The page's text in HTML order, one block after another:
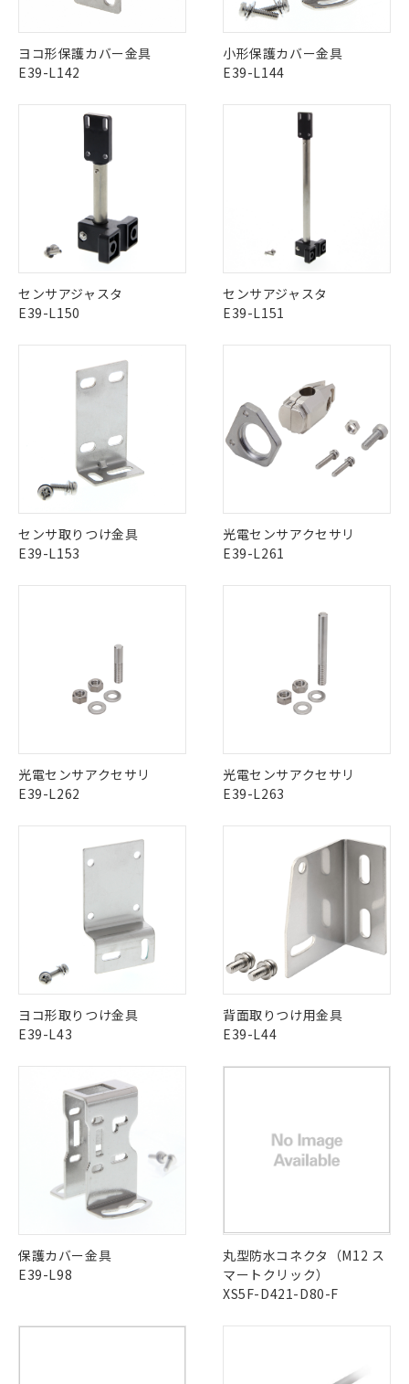
この製品のRoHS/REACH対応状況ページへ
ヨコ形保護カバー金具
E39-L142
小形保護カバー金具
E39-L144
センサアジャスタ
E39-L150
センサアジャスタ
E39-L151
センサ取りつけ金具
E39-L153
光電センサアクセサリ
E39-L261
光電センサアクセサリ
E39-L262
光電センサアクセサリ
E39-L263
ヨコ形取りつけ金具
E39-L43
背面取りつけ用金具
E39-L44
保護カバー金具
E39-L98
丸型防水コネクタ（M12 ス
マートクリック）
XS5F-D421-D80-F
ご利用条件
ご利用ください。
本サービスは、当社制御機器事業取扱
商品の当社在庫状況および標準価格
(税抜)を提供させていただくもので
す。
当社制御機器事業取扱商品の中には、
本サービスの対象外となる商品もある
ことをご了承ください。
在庫状況および標準価格照会結果は、
記載している更新日時点での社内デー
タに基づき作成されるものであり、閲
覧された時点での実際の在庫および標
準価格とは異なる場合があることをご
了承ください。
正式な納期状況および標準価格はお客
様のお取引先、またはお客様担当のオ
ムロン制御機器販売店・当社販売員に
ご相談ください。
オムロン制御機器販売店や当社販売拠
ください。
在庫状況および標準価格結果を当社の
事前の承諾なく第三者に漏洩または開
マイパーツ機能（部品リスト作成サー
ビス）をご利用いただくには、I-Web
あります。
お客様が当ウェブサイト上で当社にご
登録された部品リストについて、当社
および当社の共同利用者が、当社の製
※当社の共同利用者とは、"個人情報
の共同利用に関して"
の「1.共同利
用者の範囲」に記載されている法人を
指します。
す。
対応予定：EU RoHS指令（10物質）の非含
有に対応した製品に切り替える予定のある
商品です。
対応予定なし：EU RoHS指令（10物質）の
非含有に非対応の商品で、対応品を出す予
定はありません。
調査・確認中：EU RoHS指令（10物質）の
非含有の対応状況を調査中または確認中の
商品です。
非該当品：ライセンス料など無形物で、有
害物質有無と関係のない商品です。
仕入先様の事情により、非含有部品として
いたものが、含有品と判明した場合などや
むを得ず変更することがあります。
*EU RoHS指令（10物質）：
ミウム(Cd) 100ppm以下、
類(PBB) 1000ppm以下、ポリ臭化ジフェニルエーテル類
(PBDE) 1000ppm以下、フタル酸ビス(2-エチルヘキシ
ル) (DEHP)(別名：DOP) 1000ppm以下、フタル酸ブチ
ルベンジル（BBP） 1000ppm以下、フタル酸ジブチル
（DBP） 1000ppm以下、フタル酸ジイソブチル
(DIBP) 1000ppm以下
但し、RoHS指令で産業用監視および制御機器に対する
適用除外項目は除く。
フタル酸エステル類の４物質については閾値を超える意
図的な使用がないことを確認しています。
※2 対応予定月
部品在庫の切り替え状況などにより、予定
※3 非含有証明書ダウンロード
下記の非含有証明書をダウンロードするこ
EU RoHS指令（10物質）の非含有証明書
51物質の非含有証明書（当社基準）
ものではありません。
また、RoHS指令のフタル酸エステル類４
物質の対応では、対応完了までの期間は出
荷製品に未対応品が混在することから備考
欄に対応日を記載しておりました。
既に当社にて対応品への在庫切替を完了
していることから、特段のことがない限
り、2022年1月12日より割愛しておりま
す。
※1 中国RoHS○×表
「○」：最大均質材料含有率が中国RoHSの
基準値以下であることを示します。
「×」：最大均質材料含有率が中国RoHSの
基準値を超えていることを示します。
「－」：未確認です。当社販売部門へお問
い合わせください。
Pb(鉛) :1000ppm、 Hg(水銀) : 1000ppm、 Cd(カドミウ
ム) : 100ppm、
Cr(Ⅵ)(六価クロム) : 1000ppm、 PBBs(ポリ臭化ビフェ
ニル類) : 1000ppm、 PBDEs(ポリ臭化ジフェニルエーテ
ル類) : 1000ppm、
DBP(フタル酸ジブチル) : 1000ppm、 DIBP(フタル酸ジ
イソブチル) : 1000ppm、 BBP(フタル酸ブチルベンジ
ル) : 1000ppm、
DEHP(フタル酸ビス(2-エチルヘキシル)) : 1000ppm
※2 環境保護使用期限
「ｅ」：有害物質（10物質）のすべてが基
準値以下であることを示します。
「10」：通常の使用状況下において有害物
「－」：未確認です。当社販売部門へお問
い合わせください。
当社は、これら貴社製品のうち、外国
為替および外国貿易法に定める商品
（以下｢規制貨物等」という）を輸出
または国外への提供する場合は、日本
可)を取得するなどの必要な手続きを
とります。
当社は規制貨物を破棄する場合は、完
全に破砕するなど、違法に輸出されな
いよう必要な手段を講じます。
当社は貴社製品を、核兵器、ミサイ
ル、化学兵器、生物兵器またはその他
武器並びにこれらの製造装置等に一切
使用いたしません。
当社は、貴社製品を第三者に販売する
場合は、上記1、2および3の内容を当
販売先および販売に係わる関係者が違
号
○
一定数には満たないが在庫あり
－
在庫なし(最新の在庫状況につ
たはお客様担当のオムロン制御
機器販売店・当社販売員にご確